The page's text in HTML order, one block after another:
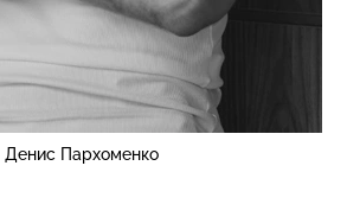
Денис Пархоменко